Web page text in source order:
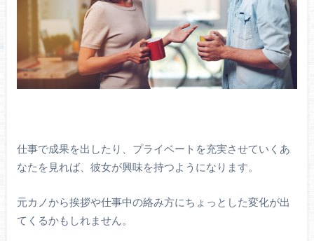
仕事で成果を出したり、プライベートを充実させていくあ
なたを見れば、彼女が興味を持つようになります。
元カノから挨拶や仕事中の絡み方にちょっとした変化が出
てくるかもしれません。